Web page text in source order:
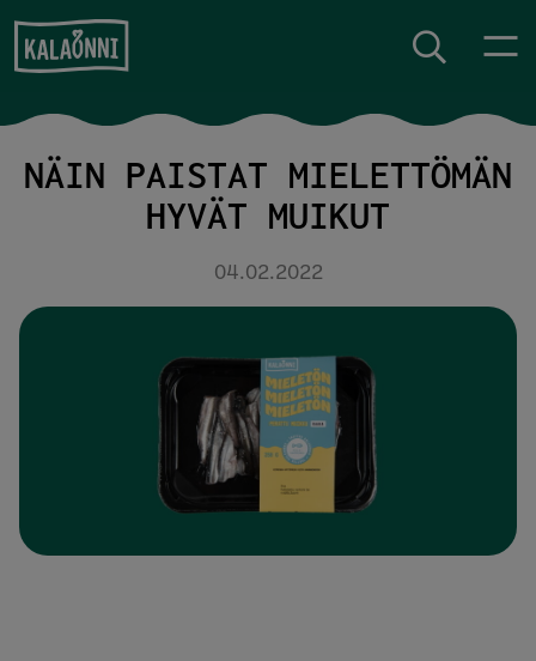
Siirry sisältöön
NÄIN PAISTAT MIELETTÖMÄN
HYVÄT MUIKUT
04.02.2022